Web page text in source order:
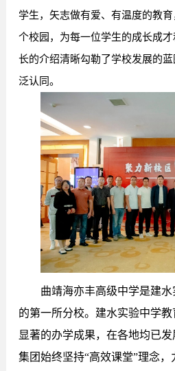
学生，矢志做有爱、有温度的教
个校园，为每一位学生的成长成
长的介绍清晰勾勒了学校发展的
泛认同。
曲靖海亦丰高级中学是建
的第一所分校。建水实验中学
显著的办学成果，在各地均已发
集团始终坚持“高效课堂”理念，